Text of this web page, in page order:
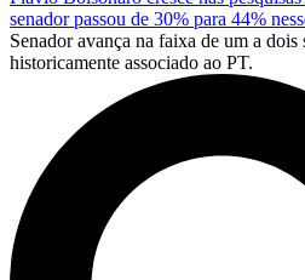
senador passou de 30% para 44%
Senador avança na faixa de um a
historicamente associado ao PT.